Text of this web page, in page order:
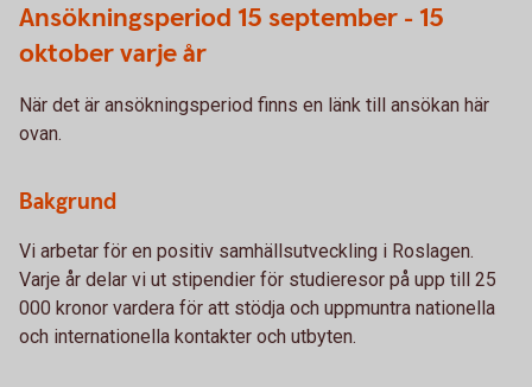
Ansökningsperiod 15 september - 15
oktober varje år
När det är ansökningsperiod finns en länk till ansökan här
ovan.
Bakgrund
Vi arbetar för en positiv samhällsutveckling i Roslagen.
Varje år delar vi ut stipendier för studieresor på upp till 25
000 kronor vardera för att stödja och uppmuntra nationella
och internationella kontakter och utbyten.